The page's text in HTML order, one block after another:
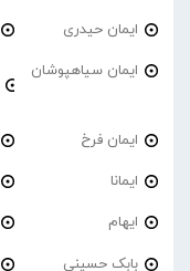
ایمان حیدری
ایمان سیاهپوشان
ایمان فرخ
ایمانا
ایهام
بابک حسینی